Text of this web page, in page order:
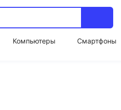
Компьютеры Смартфоны